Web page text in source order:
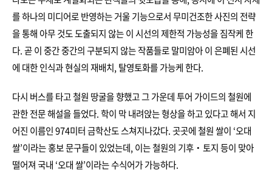
를 하나의 미디어로 반영하는 거울 기능으로서 무미건조한 사진의 전략
을 통해 아무 것도 도출되지 않는 이 시선의 제한적 가능성을 짐작케 한
다. 곧 이 중간 중간의 구분되지 않는 작품들로 말미암아 이 은폐된 시선
에 대한 인식과 현실의 재배치, 탈영토화를 가능케 한다.
다시 버스를 타고 철원 땅굴을 향했고 그 가운데 투어 가이드의 철원에
관한 전문 해설을 들었다. 학이 막 내려앉는 형상을 하고 있다고 해서 지
어진 이름인 974미터 금학산도 스쳐지나갔다. 곳곳에 철원 쌀이 ‘오대
쌀’이라는 홍보 문구들이 있었는데, 이는 철원의 기후‧토지 등이 맞아
떨어져 국내 ‘오대 쌀’이라는 수식어가 가능하다.